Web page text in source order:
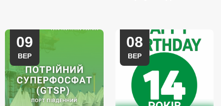
09
ВЕР
08
ВЕР